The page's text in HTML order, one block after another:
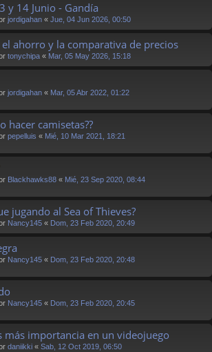
y 14 Junio - Gandía
jordigahan « Jue, 04 Jun 2026, 00:50
el ahorro y la comparativa de precios
tonychipa « Mar, 05 May 2026, 15:18
jordigahan « Mar, 05 Abr 2022, 01:22
hacer camisetas??
pepelluis « Mié, 10 Mar 2021, 18:21
Blackhawks88 « Mié, 23 Sep 2020, 08:44
jugando al Sea of Thieves?
Nancy145 « Dom, 23 Feb 2020, 20:49
Nancy145 « Dom, 23 Feb 2020, 20:48
Nancy145 « Dom, 23 Feb 2020, 20:45
más importancia en un videojuego
daniikki « Sab, 12 Oct 2019, 06:50